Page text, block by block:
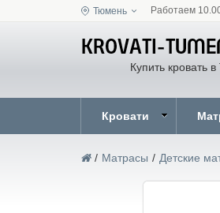
Тюмень Работаем
Купить кровать
Кровати
/ Матрасы / Детские